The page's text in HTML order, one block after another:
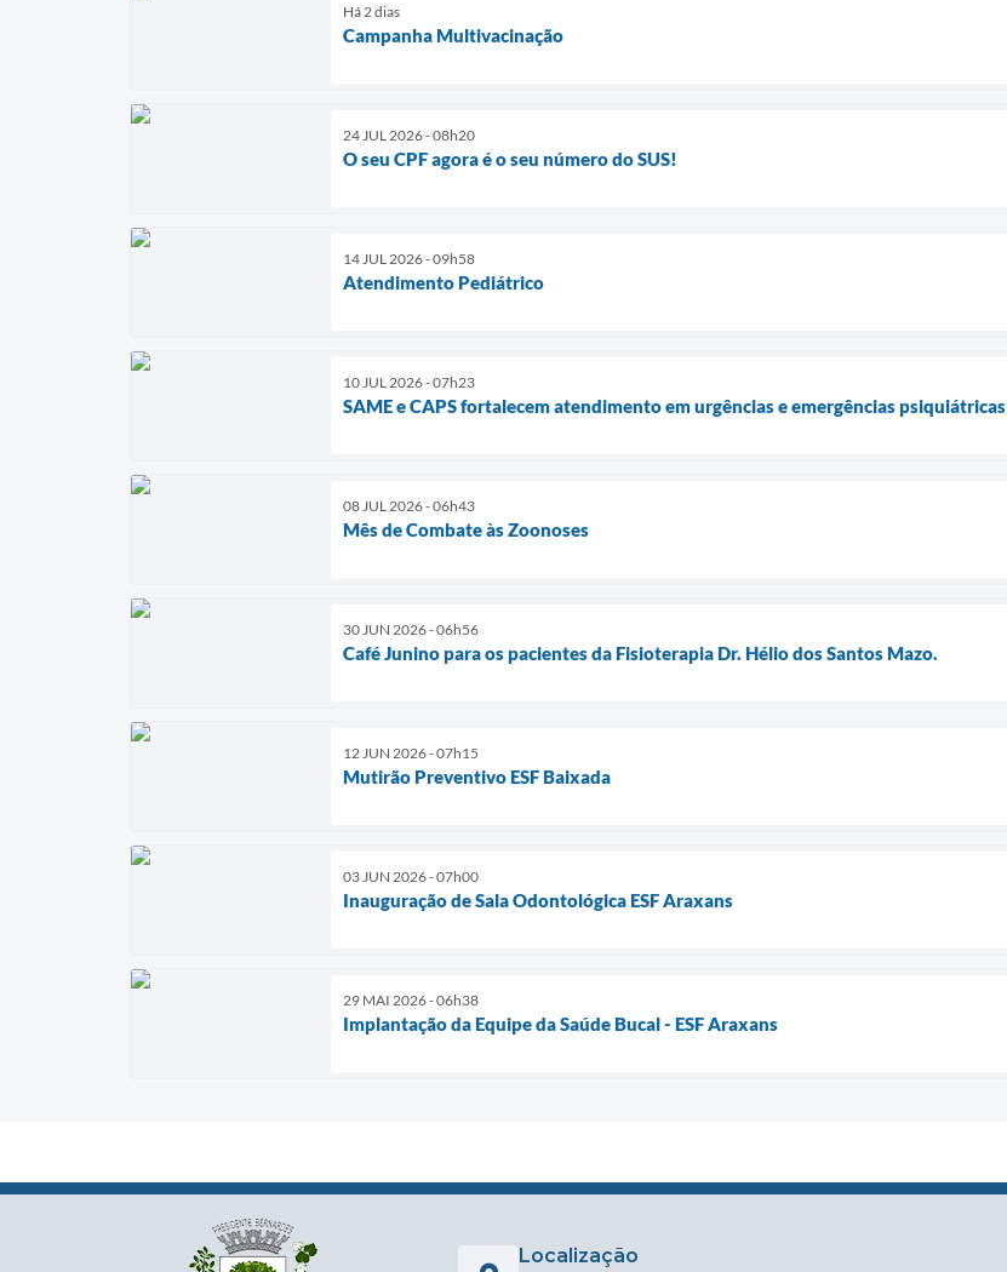
Há 2 dias
Campanha Multivacinação
24 JUL 2026 - 08h20
O seu CPF agora é o seu número do SUS!
14 JUL 2026 - 09h58
Atendimento Pediátrico
10 JUL 2026 - 07h23
SAME e CAPS fortalecem atendimento em urgências e emergências psiquiátricas
08 JUL 2026 - 06h43
Mês de Combate às Zoonoses
30 JUN 2026 - 06h56
Café Junino para os pacientes da Fisioterapia Dr. Hélio dos Santos Mazo.
12 JUN 2026 - 07h15
Mutirão Preventivo ESF Baixada
03 JUN 2026 - 07h00
Inauguração de Sala Odontológica ESF Araxans
29 MAI 2026 - 06h38
Implantação da Equipe da Saúde Bucal - ESF Araxans
Localização